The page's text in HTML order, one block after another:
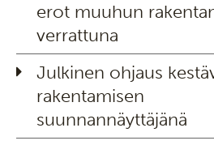
erot muuhun
verrattuna
Julkinen ohjaus
rakentamisen
suunnannäyttäjänä